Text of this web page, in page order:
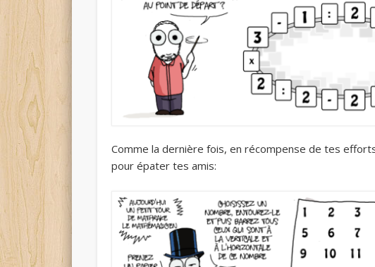
Comme la dernière fois, en récompense de tes
pour épater tes amis: